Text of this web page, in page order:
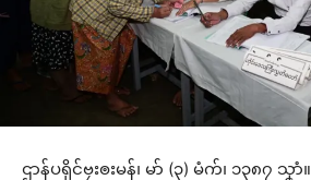
ဌာန်ပရိုင်ဗၠးၜးမန်၊ မာ် (၃) မံက်၊ ၁၃၈၇ သၞာံ။